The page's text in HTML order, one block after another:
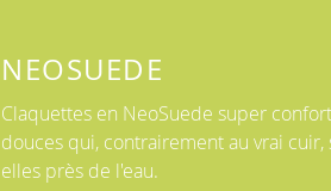
NEOSUEDE
Claquettes en NeoSuede super
douces qui, contrairement au vrai
elles près de l'eau.